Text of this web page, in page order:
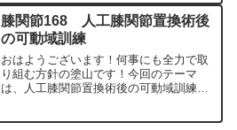
専門医（人工関節手術を専門）の塗山正
宏が色々と説明します。
膝関節168 人工膝関節置換術後
の可動域訓練
おはようございます！何事にも全力で取
り組む方針の塗山です！今回のテーマ
は、人工膝関節置換術後の可動域訓練に